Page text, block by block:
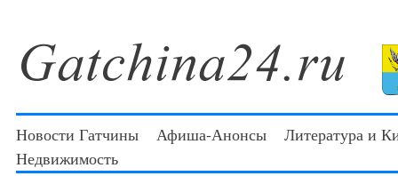
Новости Гатчины Афиша-Анонсы
Литература и
Недвижимость